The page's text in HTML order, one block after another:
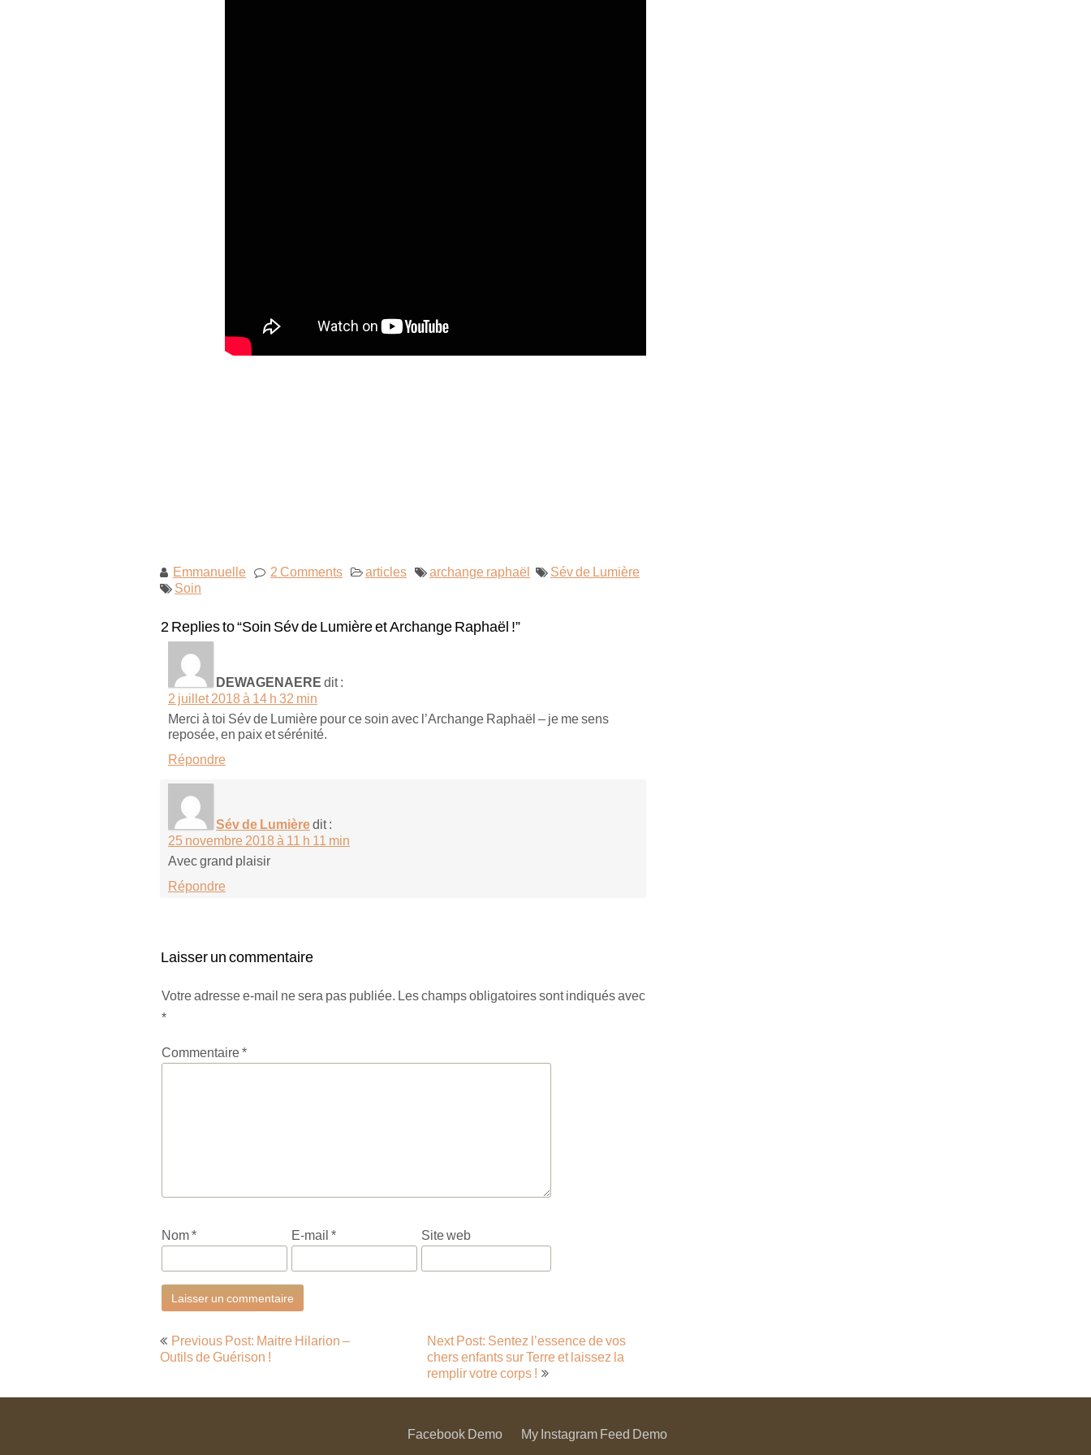
Emmanuelle 2 Comments articles archange raphaël
Sév de Lumière
Soin
2 Replies to “Soin Sév de Lumière et Archange Raphaël !”
DEWAGENAERE dit :
2 juillet 2018 à 14 h 32 min
Merci à toi Sév de Lumière pour ce soin avec l’Archange Raphaël – je me sens
reposée, en paix et sérénité.
Répondre
Sév de Lumièredit :
25 novembre 2018 à 11 h 11 min
Avec grand plaisir
Répondre
Laisser un commentaire
Votre adresse e-mail ne sera pas publiée. Les champs obligatoires sont indiqués avec
*
Commentaire*
Nom* E-mail * Site web
Navigation
de
Previous Post: Maitre Hilarion –
Outils de Guérison !
Next Post: Sentez l’essence de vos
chers enfants sur Terre et laissez la
remplir votre corps !
Facebook Demo My Instagram Feed Demo